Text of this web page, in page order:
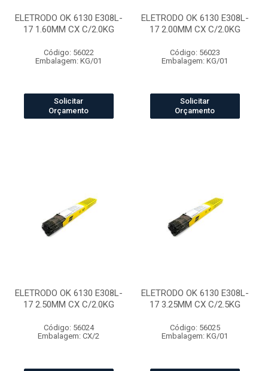
ELETRODO OK 6130 E308L-
17 1.60MM CX C/2.0KG
Código: 56022
Embalagem: KG/01
Solicitar
Orçamento
ELETRODO OK 6130 E308L-
17 2.00MM CX C/2.0KG
Código: 56023
Embalagem: KG/01
Solicitar
Orçamento
ELETRODO OK 6130 E308L-
17 2.50MM CX C/2.0KG
Código: 56024
Embalagem: CX/2
ELETRODO OK 6130 E308L-
17 3.25MM CX C/2.5KG
Código: 56025
Embalagem: KG/01